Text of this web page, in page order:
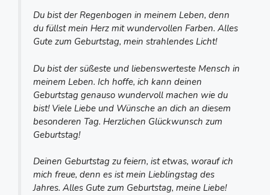
Du bist der Regenbogen in meinem Leben, denn
du füllst mein Herz mit wundervollen Farben. Alles
Gute zum Geburtstag, mein strahlendes Licht!
Du bist der süßeste und liebenswerteste Mensch in
meinem Leben. Ich hoffe, ich kann deinen
Geburtstag genauso wundervoll machen wie du
bist! Viele Liebe und Wünsche an dich an diesem
besonderen Tag. Herzlichen Glückwunsch zum
Geburtstag!
Deinen Geburtstag zu feiern, ist etwas, worauf ich
mich freue, denn es ist mein Lieblingstag des
Jahres. Alles Gute zum Geburtstag, meine Liebe!